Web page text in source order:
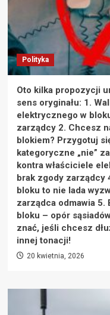
Polityka
Oto kilka propozycji
sens oryginału: 1.
elektrycznego w
zarządcy 2. Chcesz
blokiem? Przygotuj
kategoryczne „nie”
kontra właściciele
brak zgody zarządcy
bloku to nie lada
zarządca odmawia 5.
bloku – opór
znać, jeśli chcesz
innej tonacji!
20 kwietnia, 2026